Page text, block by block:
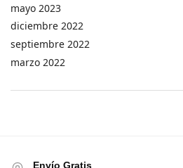
mayo 2023
diciembre 2022
septiembre 2022
marzo 2022
Envío Gratis